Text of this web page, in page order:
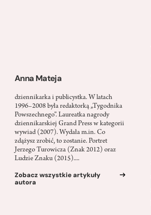
Anna Mateja
dziennikarka i publicystka. W latach
1996–2008 była redaktorką „Tygodnika
Powszechnego”. Laureatka nagrody
dziennikarskiej Grand Press w kategorii
wywiad (2007). Wydała m.in. Co
zdążysz zrobić, to zostanie. Portret
Jerzego Turowicza (Znak 2012) oraz
Ludzie Znaku (2015)....
Zobacz wszystkie artykuły
autora